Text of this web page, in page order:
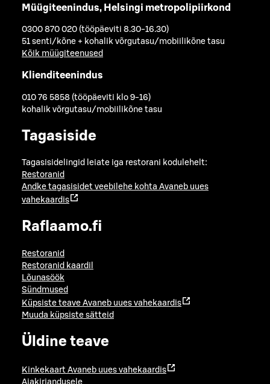
Müügiteenindus, Helsingi metropolipiirkond
0300 870 020 (tööpäeviti 8.30-16.30)
51 senti/kõne + kohalik võrgutasu/mobiilikõne tasu
Kõik müügiteenused
Klienditeenindus
010 76 5858 (tööpäeviti klo 9-16)
kohalik võrgutasu/mobiilikõne tasu
Tagasiside
Tagasisidelingid leiate iga restorani kodulehelt:
Restoranid
Andke tagasisidet veebilehe kohta Avaneb uues
vahekaardis
Raflaamo.fi
Restoranid
Restoranid kaardil
Lõunasöök
Sündmused
Küpsiste teave Avaneb uues vahekaardis
Muuda küpsiste sätteid
Üldine teave
Kinkekaart Avaneb uues vahekaardis
Ajakirjandusele